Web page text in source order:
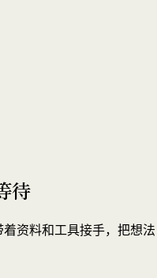
待
资料和工具接手，把想法